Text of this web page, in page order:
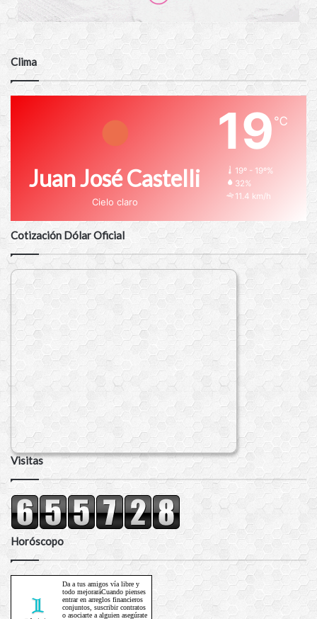
Clima
Juan José Castelli
Cielo claro
19℃
19º - 19º%
32%
11.4 km/h
Cotización Dólar Oficial
Visitas
Horóscopo